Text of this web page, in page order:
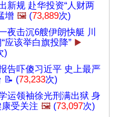
新规 赴华投资“人财两
增 🖼️ (73,889次)
夜击沉6艘伊朗快艇 川
应该举白旗投降” ▶️
)
告吓傻习近平 史上最严
📝 (73,233次)
运领袖徐光刑满出狱 身
受关注 🖼️ (73,097次)